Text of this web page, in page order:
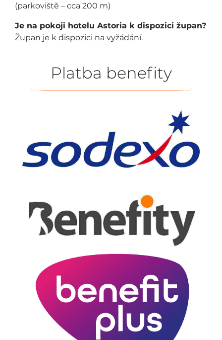
(parkoviště – cca 200 m)
Je na pokoji hotelu Astoria k dispozici župan?
Župan je k dispozici na vyžádání.
Platba benefity